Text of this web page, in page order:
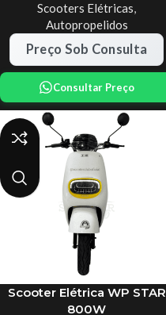
Scooters Elétricas,
Autopropelidos
Preço Sob Consulta
Consultar Preço
Scooter Elétrica WP STAR
800W